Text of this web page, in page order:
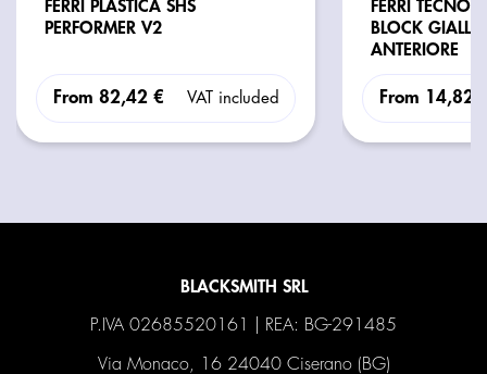
FERRI PLASTICA SHS
PERFORMER V2
From 82,42 € VAT included
FERRI
BLOCK
ANTERIORE
From 14,82
BLACKSMITH SRL
P.IVA 02685520161 | REA: BG-291485
Via Monaco, 16 24040 Ciserano (BG)